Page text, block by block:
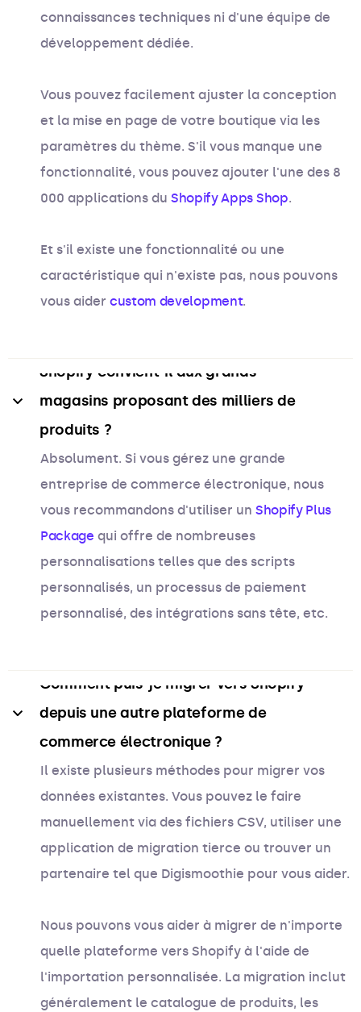
connaissances techniques ni d'une équipe de
développement dédiée.
Vous pouvez facilement ajuster la conception
et la mise en page de votre boutique via les
paramètres du thème. S'il vous manque une
fonctionnalité, vous pouvez ajouter l'une des 8
000 applications du Shopify Apps Shop.
Et s'il existe une fonctionnalité ou une
caractéristique qui n'existe pas, nous pouvons
vous aider custom development.
Shopify convient-il aux grands
magasins proposant des milliers de
produits ?
Absolument. Si vous gérez une grande
entreprise de commerce électronique, nous
vous recommandons d'utiliser un Shopify Plus
Package qui offre de nombreuses
personnalisations telles que des scripts
personnalisés, un processus de paiement
personnalisé, des intégrations sans tête, etc.
Comment puis-je migrer vers Shopify
depuis une autre plateforme de
commerce électronique ?
Il existe plusieurs méthodes pour migrer vos
données existantes. Vous pouvez le faire
manuellement via des fichiers CSV, utiliser une
application de migration tierce ou trouver un
partenaire tel que Digismoothie pour vous aider.
Nous pouvons vous aider à migrer de n'importe
quelle plateforme vers Shopify à l'aide de
l'importation personnalisée. La migration inclut
généralement le catalogue de produits, les